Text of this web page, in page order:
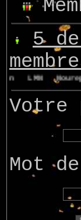
5
LMN
Votre
Mot